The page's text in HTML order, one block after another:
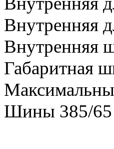
Внутренняя
Внутренняя
Габаритная
Шины 385/65